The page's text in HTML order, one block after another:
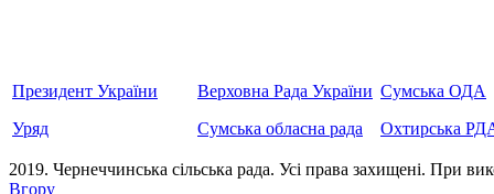
Президент України
Уряд
Верховна Рада України
Сумська обласна рада
Сумська ОДА
Охтирська
2019. Чернеччинська сільська рада. Усi права захищенi. При
Вгору